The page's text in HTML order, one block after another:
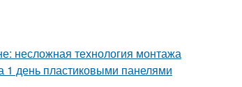
несложная технология монтажа
1 день пластиковыми панелями